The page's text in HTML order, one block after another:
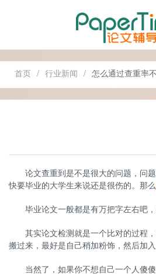
首页 / 行业新闻 / 怎么通过查重率
论文查重到是不是很大的问题，问题
快要毕业的大学生来说还是很伤的。那么
毕业论文一般都是有万把字左右吧，
其实论文检测就是一个比对的过程，
搬过来，最好是自己稍加粉饰，然后加
当然了，如果你不想自己一个人傻傻